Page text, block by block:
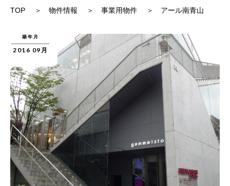
TOP 物件情報 事業用物件 アール南青山
築年月
2016 09月